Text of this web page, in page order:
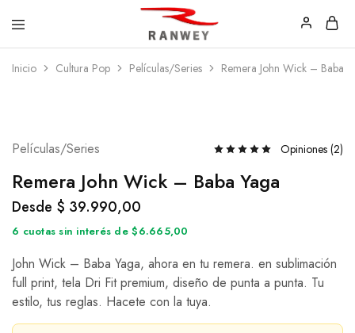
Ranwey
|
Tu
Estilo,
y
Inicio Cultura Pop Películas/Series Remera John Wick – Baba
Películas/Series Opiniones (2)
Remera John Wick – Baba Yaga
Desde $ 39.990,00
6 cuotas sin interés de $6.665,00
John Wick – Baba Yaga, ahora en tu remera. en sublimación
full print, tela Dri Fit premium, diseño de punta a punta. Tu
estilo, tus reglas. Hacete con la tuya.